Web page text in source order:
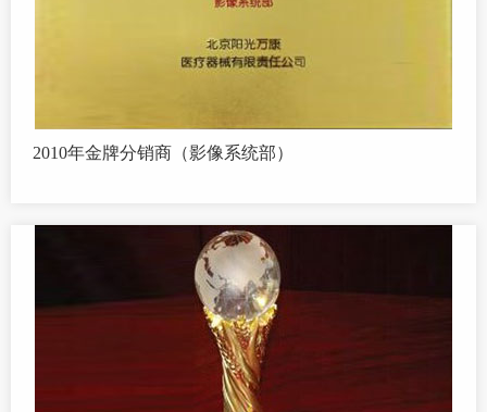
2010年金牌分销商（影像系统部）